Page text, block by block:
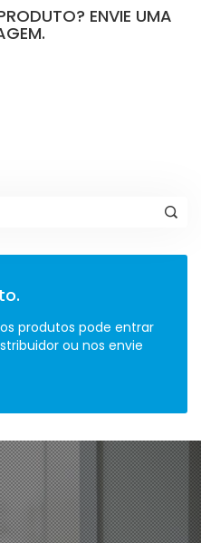
ENVIE UMA
produtos pode entrar
ou nos envie